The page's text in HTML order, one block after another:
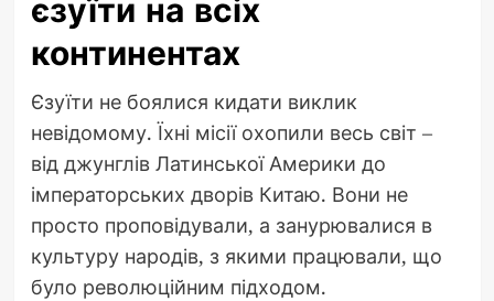
єзуїти на всіх
континентах
Єзуїти не боялися кидати виклик
невідомому. Їхні місії охопили весь світ –
від джунглів Латинської Америки до
імператорських дворів Китаю. Вони не
просто проповідували, а занурювалися в
культуру народів, з якими працювали, що
було революційним підходом.